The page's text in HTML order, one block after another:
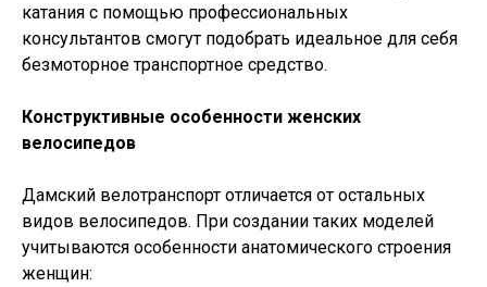
катания с помощью профессиональных
консультантов смогут подобрать идеальное для себя
безмоторное транспортное средство.
Конструктивные особенности женских
велосипедов
Дамский велотранспорт отличается от остальных
видов велосипедов. При создании таких моделей
учитываются особенности анатомического строения
женщин: